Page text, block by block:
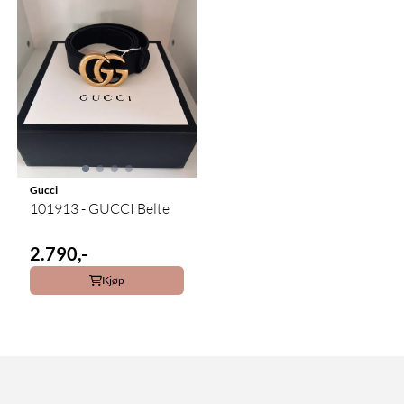
Gucci
101913 - GUCCI Belte
2.790,-
Kjøp